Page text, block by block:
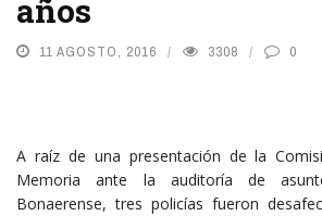
años
11 AGOSTO, 2016 3308 0
A raíz de una presentación de la
Memoria ante la auditoría de
Bonaerense, tres policías fueron